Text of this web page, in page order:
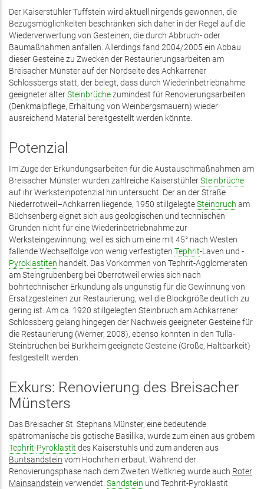
Der Kaiserstühler Tuffstein wird aktuell nirgends gewonnen, die
Bezugsmöglichkeiten beschränken sich daher in der Regel auf die
Wiederverwertung von Gesteinen, die durch Abbruch- oder
Baumaßnahmen anfallen. Allerdings fand 2004/2005 ein Abbau
dieser Gesteine zu Zwecken der Restaurierungsarbeiten am
Breisacher Münster auf der Nordseite des Achkarrener
Schlossbergs statt, der belegt, dass durch Wiederinbetriebnahme
geeigneter alterSteinbrüchezumindest für Renovierungsarbeiten
(Denkmalpflege, Erhaltung von Weinbergsmauern) wieder
ausreichend Material bereitgestellt werden könnte.
Potenzial
Im Zuge der Erkundungsarbeiten für die Austauschmaßnahmen am
Breisacher Münster wurden zahlreiche KaiserstühlerSteinbrüche
auf ihr Werksteinpotenzial hin untersucht. Der an der Straße
Niederrotweil–Achkarren liegende, 1950 stillgelegteSteinbruch am
Büchsenberg eignet sich aus geologischen und technischen
Gründen nicht für eine Wiederinbetriebnahme zur
Werksteingewinnung, weil es sich um eine mit 45° nach Westen
fallende Wechselfolge von wenig verfestigten Tephrit-Laven und -
Pyroklastiten handelt. Das Vorkommen von Tephrit-Agglomeraten
am Steingrubenberg bei Oberrotweil erwies sich nach
bohrtechnischer Erkundung als ungünstig für die Gewinnung von
Ersatzgesteinen zur Restaurierung, weil die Blockgröße deutlich zu
gering ist. Am ca. 1920 stillgelegten Steinbruch am Achkarrener
Schlossberg gelang hingegen der Nachweis geeigneter Gesteine für
die Restaurierung (Werner, 2008), ebenso konnten in den Tulla-
Steinbrüchen bei Burkheim geeignete Gesteine (Größe, Haltbarkeit)
festgestellt werden.
Exkurs: Renovierung des Breisacher
Münsters
Das Breisacher St. Stephans Münster, eine bedeutende
spätromanische bis gotische Basilika, wurde zum einen aus grobem
Tephrit-Pyroklastit des Kaiserstuhls und zum anderen aus
Buntsandstein vom Hochrhein erbaut. Während der
Renovierungsphase nach dem Zweiten Weltkrieg wurde auch Roter
Mainsandstein verwendet. Sandstein und Tephrit-Pyroklastit